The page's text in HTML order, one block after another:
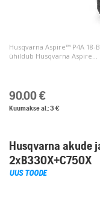
Husqvarna Aspire™ P4A 18-
ühildub Husqvarna Aspire...
90.00 €
Kuumakse al.: 3 €
Husqvarna akude
2xB330X+C750X
UUS TOODE